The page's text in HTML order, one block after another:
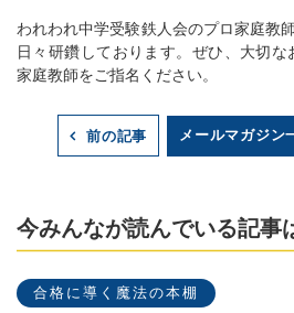
われわれ中学受験鉄人会のプロ家庭教
日々研鑽しております。ぜひ、大切
家庭教師をご指名ください。
前の記事 メールマガジン
今みんなが読んでいる記事
合格に導く魔法の本棚